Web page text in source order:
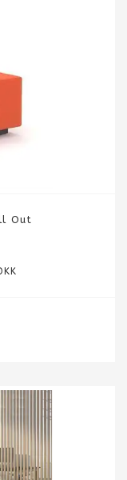
Out